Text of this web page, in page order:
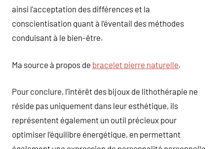
ainsi l’acceptation des différences et la
conscientisation quant à l’éventail des méthodes
conduisant à le bien-être.
Ma source à propos de bracelet pierre naturelle.
Pour conclure, l’intérêt des bijoux de lithothérapie ne
réside pas uniquement dans leur esthétique, ils
représentent également un outil précieux pour
optimiser l’équilibre énergétique, en permettant